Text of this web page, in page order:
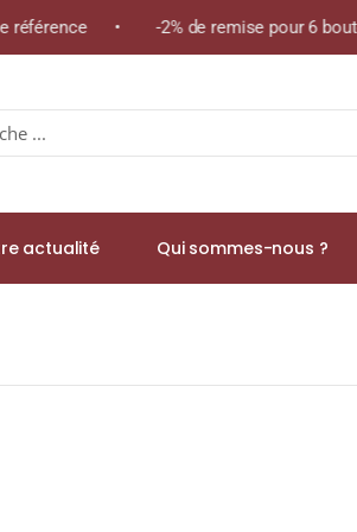
• -2% de remise pour 6
actualité Qui sommes-nous ?